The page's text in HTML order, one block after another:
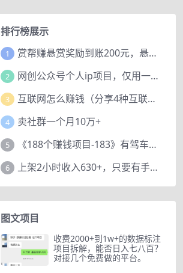
排行榜展示
1 赏帮赚悬赏奖励到账200元，悬赏任务多劳多得，人人可做。
2 网创公众号个人ip项目，仅用一篇文章做到全网引流！
3 互联网怎么赚钱（分享4种互联网赚钱模式）
4 卖社群一个月10万+
5 《188个赚钱项目-183》有驾车评项目，动动小手，复制粘贴赚44元！
6 上架2小时收入630+，只要有手就能做的AI搞钱项目，奶奶看完都能学会!
图文项目
收费2000+到1w+的数据标注
项目拆解，能否日入七八百？
对接几个免费做的平台。